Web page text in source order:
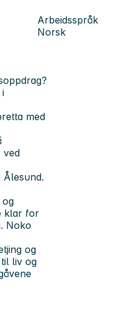
Arbeidsspråk
Norsk
i
med
ved
og
klar for
Noko
og
liv og